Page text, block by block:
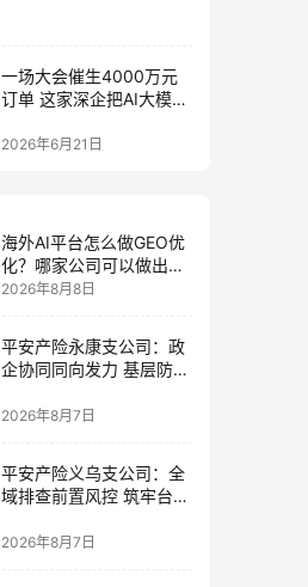
一场大会催生4000万元
订单 这家深企把AI大模型
2026年6月21日
海外AI平台怎么做GEO优
化？哪家公司可以做出海
AI优化排名获客？
2026年8月8日
平安产险永康支公司：政
企协同同向发力 基层防控
2026年8月7日
平安产险义乌支公司：全
域排查前置风控 筑牢台风
2026年8月7日